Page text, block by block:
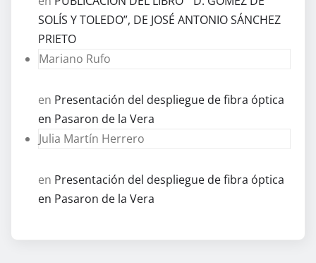
SOLÍS Y TOLEDO”, DE JOSÉ ANTONIO SÁNCHEZ
PRIETO
Mariano Rufo
en Presentación del despliegue de fibra óptica
en Pasaron de la Vera
Julia Martín Herrero
en Presentación del despliegue de fibra óptica
en Pasaron de la Vera